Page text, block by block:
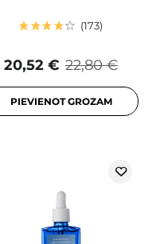
173
22,80 €
20,52 €
PIEVIENOT GROZAM